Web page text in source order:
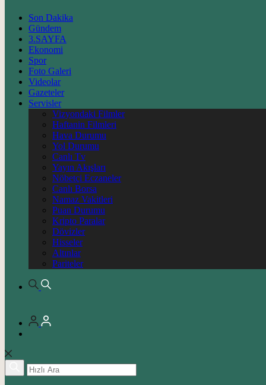
Son Dakika
Gündem
3.SAYFA
Ekonomi
Spor
Foto Galeri
Videolar
Gazeteler
Servisler
Vizyondaki Filmler
Haftanin Filmleri
Hava Durumu
Yol Durumu
Canlı Tv
Yayın Akışları
Nöbetçi Eczaneler
Canlı Borsa
Namaz Vakitleri
Puan Durumu
Kripto Paralar
Dövizler
Hisseler
Altınlar
Pariteler